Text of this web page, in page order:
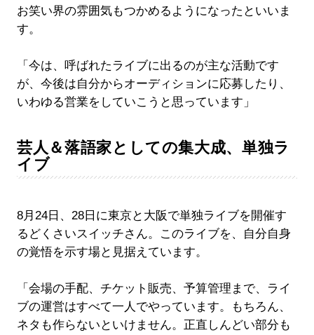
お笑い界の雰囲気もつかめるようになったといいま
す。
「今は、呼ばれたライブに出るのが主な活動です
が、今後は自分からオーディションに応募したり、
いわゆる営業をしていこうと思っています」
芸人＆落語家としての集大成、単独ラ
イブ
8月24日、28日に東京と大阪で単独ライブを開催す
るどくさいスイッチさん。このライブを、自分自身
の覚悟を示す場と見据えています。
「会場の手配、チケット販売、予算管理まで、ライ
ブの運営はすべて一人でやっています。もちろん、
ネタも作らないといけません。正直しんどい部分も